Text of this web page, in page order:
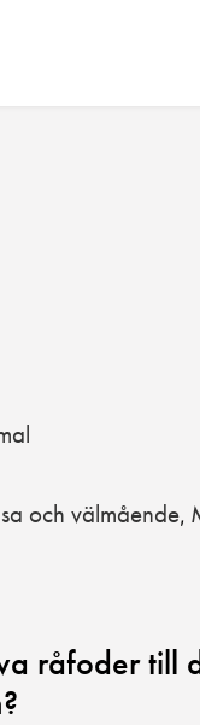
och välmående,
råfoder till